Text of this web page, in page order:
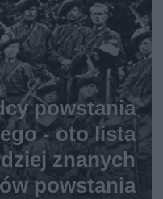
powstania
- oto lista
znanych
powstania